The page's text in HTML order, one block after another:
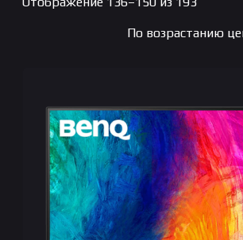
По возрастанию
По убыванию цены